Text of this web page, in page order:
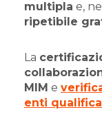
multipla e,
ripetibile
La
MIM e
enti